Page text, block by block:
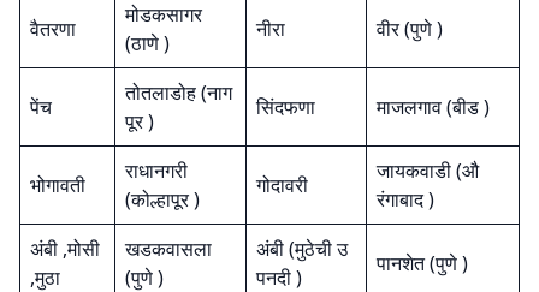
वैतरणा
मोडकसागर
(ठाणे )
नीरा वीर (पुणे )
पेंच
तोतलाडोह (नाग
पूर )
सिंदफणा माजलगाव (बीड )
भोगावती
राधानगरी
(कोल्हापूर )
गोदावरी
जायकवाडी (औ
रंगाबाद )
अंबी ,मोसी
,मुठा
खडकवासला
(पुणे )
अंबी (मुठेची उ
पनदी )
पानशेत (पुणे )